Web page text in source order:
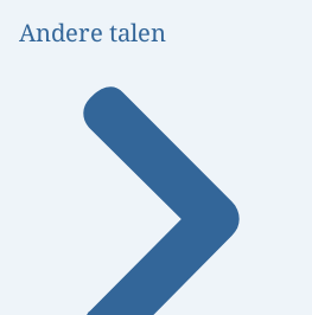
Andere talen